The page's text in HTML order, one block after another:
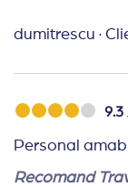
dumitrescu ·
Personal
Recomand